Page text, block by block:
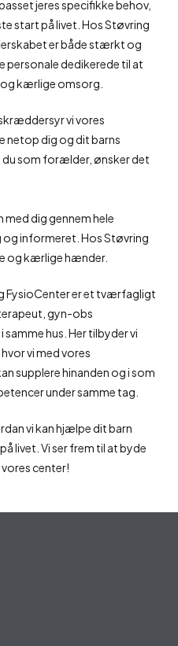
jeres specifikke behov,
start på livet. Hos Støvring
er både stærkt og
personale dedikerede til at
kærlige omsorg.
vi vores
netop dig og dit barns
du som forælder, ønsker det
dig gennem hele
og informeret. Hos Støvring
og kærlige hænder.
FysioCenter er et tværfagligt
gyn-obs
hus. Her tilbyder vi
vi med vores
supplere hinanden og i som
under samme tag.
vi kan hjælpe dit barn
livet. Vi ser frem til at byde
center!